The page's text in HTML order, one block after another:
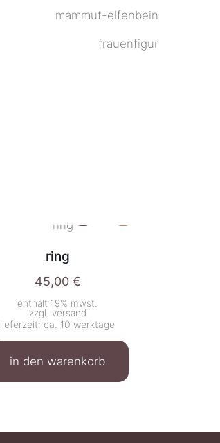
mammut-elfenbein
frauenfigur
ring
45,00 €
enthält 19% mwst.
zzgl. versand
lieferzeit: ca. 10 werktage
in den warenkorb